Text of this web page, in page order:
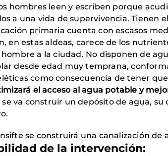
hombres leen y escriben porque
a una vida de supervivencia. Tienen
primaria cuenta con escasos
en estas aldeas, carece de los
a la ciudad. No disponen de
desde edad muy temprana,
como consecuencia de tener
el acceso al agua potable y
va construir un depósito de agua,
se construirá una canalización de
de la intervención: